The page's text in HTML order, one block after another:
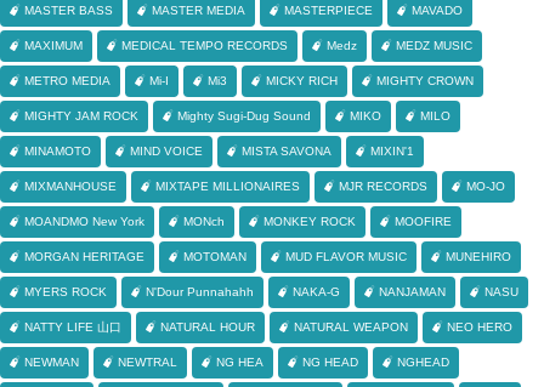
MASTER BASS MASTER MEDIA MASTERPIECE MAVADO
MAXIMUM MEDICAL TEMPO RECORDS Medz MEDZ MUSIC
METRO MEDIA Mi-I Mi3 MICKY RICH MIGHTY CROWN
MIGHTY JAM ROCK Mighty Sugi-Dug Sound MIKO MILO
MINAMOTO MIND VOICE MISTA SAVONA MIXIN'1
MIXMANHOUSE MIXTAPE MILLIONAIRES MJR RECORDS MO-JO
MOANDMO New York MONch MONKEY ROCK MOOFIRE
MORGAN HERITAGE MOTOMAN MUD FLAVOR MUSIC MUNEHIRO
MYERS ROCK N'Dour Punnahahh NAKA-G NANJAMAN NASU
NATTY LIFE 山口 NATURAL HOUR NATURAL WEAPON NEO HERO
NEWMAN NEWTRAL NG HEA NG HEAD NGHEAD